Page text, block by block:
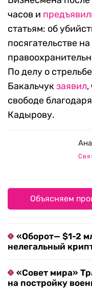
часов и
статьям: об
посягательстве
По делу о стрельбе
Бакальчукзаявил,
свободе
Кадырову.
Объясняем
«Оборот— $1-2
нелегальный
«Совет мира»
на постройку